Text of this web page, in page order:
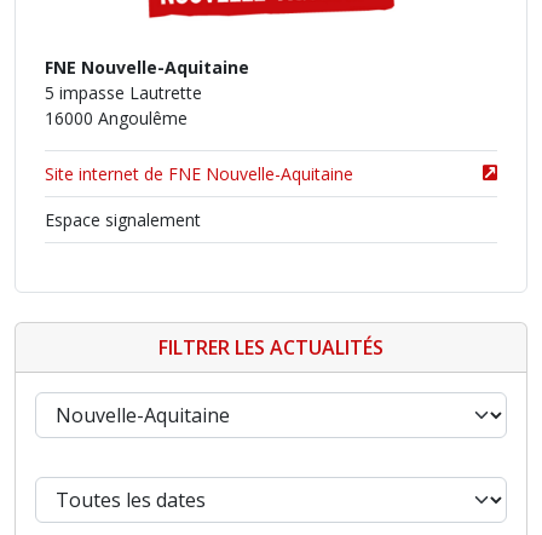
FNE Nouvelle-Aquitaine
5 impasse Lautrette
16000 Angoulême
Site internet de FNE Nouvelle-Aquitaine
Espace signalement
FILTRER LES ACTUALITÉS